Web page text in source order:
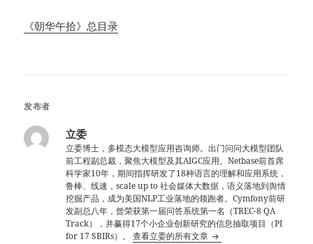
《朝华午拾》总目录
发布者
立委
立委博士，多模态大模型应用咨询师。出门问问大模型团队
前工程副总裁，聚焦大模型及其AIGC应用。Netbase前首席
科学家10年，期间指挥研发了18种语言的理解和应用系统，
鲁棒、线速，scale up to 社会媒体大数据，语义落地到舆情
挖掘产品，成为美国NLP工业落地的领跑者。Cymfony前研
发副总八年，曾荣获第一届问答系统第一名（TREC-8 QA
Track），并赢得17个小企业创新研究的信息抽取项目（PI
for 17 SBIRs）。查看立委的所有文章